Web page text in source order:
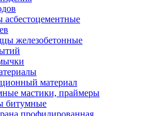
асбестоцементные
железобетонные
материал
мастики, праймеры
битумные
профилированная